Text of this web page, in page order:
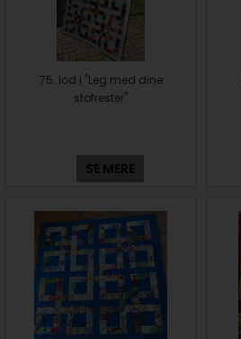
75. lod i "Leg med dine
stofrester"
SE MERE